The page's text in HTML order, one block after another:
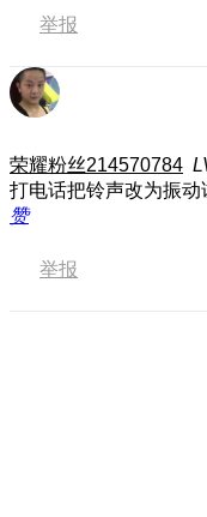
举报
荣耀粉丝214570784
打电话把铃声改为振动
赞
举报